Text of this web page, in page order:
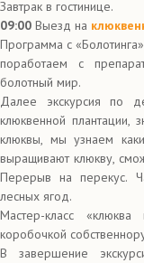
Завтрак в гостинице.
09:00 Выезд на
Программа с
поработаем с
болотный мир.
Далее экскурсия по
клюквенной плантации,
клюквы, мы узнаем
выращивают клюкву,
Перерыв на перекус.
лесных ягод.
Мастер-класс
коробочкой
В завершение